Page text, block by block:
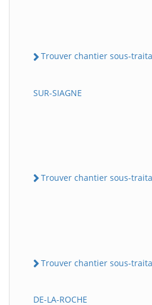
Trouver chantier sous-
SUR-SIAGNE
Trouver chantier sous-
Trouver chantier sous-
DE-LA-ROCHE